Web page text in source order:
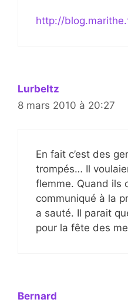
http://
Lurbeltz
8 mars 2010 à 20:27
En fait c’est des
trompés… Il
flemme. Quand ils
communiqué à la
a sauté. Il parait
pour la fête des
Bernard